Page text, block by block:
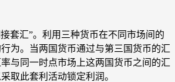
套汇”。利用三种货币在不同市场间的
为。当两国货币通过与第三国货币的汇
与同一时点市场上这两国货币之间的汇
取此套利活动锁定利润。